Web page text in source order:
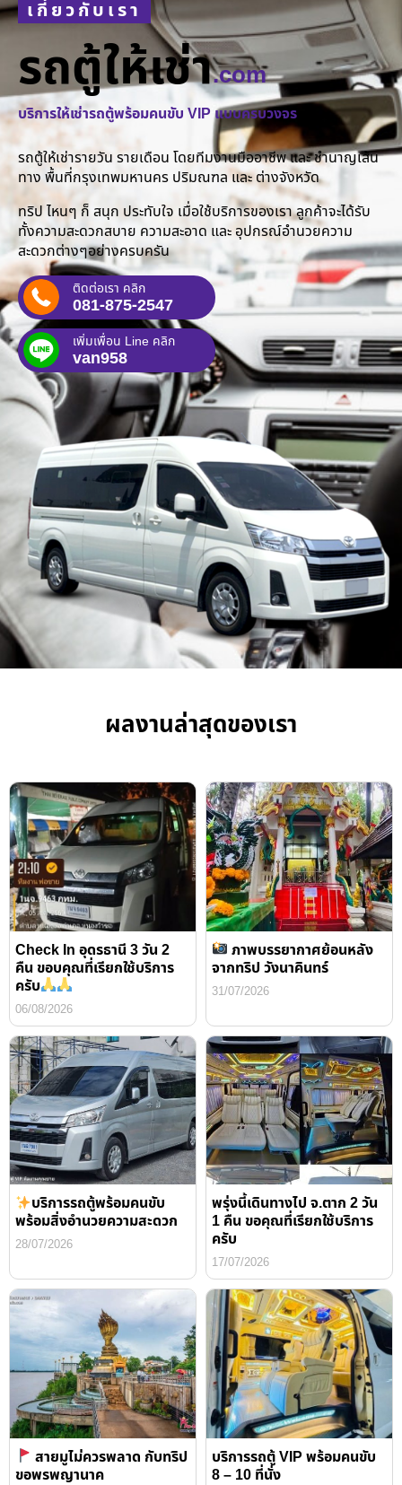
เกี่ยวกับเรา
รถตู้ให้เช่า.com
บริการให้เช่ารถตู้พร้อมคนขับ VIP แบบครบวงจร
รถตู้ให้เช่ารายวัน รายเดือน โดยทีมงานมืออาชีพ และ ชำนาญเส้น
ทาง พื้นที่กรุงเทพมหานคร ปริมณฑล และ ต่างจังหวัด
ทริป ไหนๆ ก็ สนุก ประทับใจ เมื่อใช้บริการของเรา ลูกค้าจะได้รับ
ทั้งความสะดวกสบาย ความสะอาด และ อุปกรณ์อำนวยความ
สะดวกต่างๆอย่างครบครัน
ติดต่อเรา คลิก
081-875-2547
เพิ่มเพื่อน Line คลิก
van958
ผลงานล่าสุดของเรา
Check In อุดรธานี 3 วัน 2
คืน ขอบคุณที่เรียกใช้บริการ
ครับ
06/08/2026
ภาพบรรยากาศย้อนหลัง
จากทริป วังนาคินทร์
31/07/2026
บริการรถตู้พร้อมคนขับ
พร้อมสิ่งอำนวยความสะดวก
28/07/2026
พรุ่งนี้เดินทางไป จ.ตาก 2 วัน
1 คืน ขอคุณที่เรียกใช้บริการ
ครับ
17/07/2026
สายมูไม่ควรพลาด กับทริป
ขอพรพญานาค
บริการรถตู้ VIP พร้อมคนขับ
8 – 10 ที่นั่ง